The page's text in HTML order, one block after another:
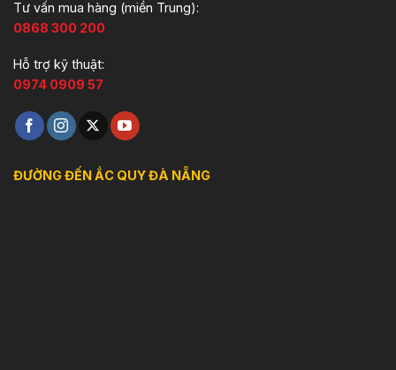
Tư vấn mua hàng (miền Trung):
0868 300 200
Hỗ trợ kỹ thuật:
0974 0909 57
ĐƯỜNG ĐẾN ẮC QUY ĐÀ NẴNG